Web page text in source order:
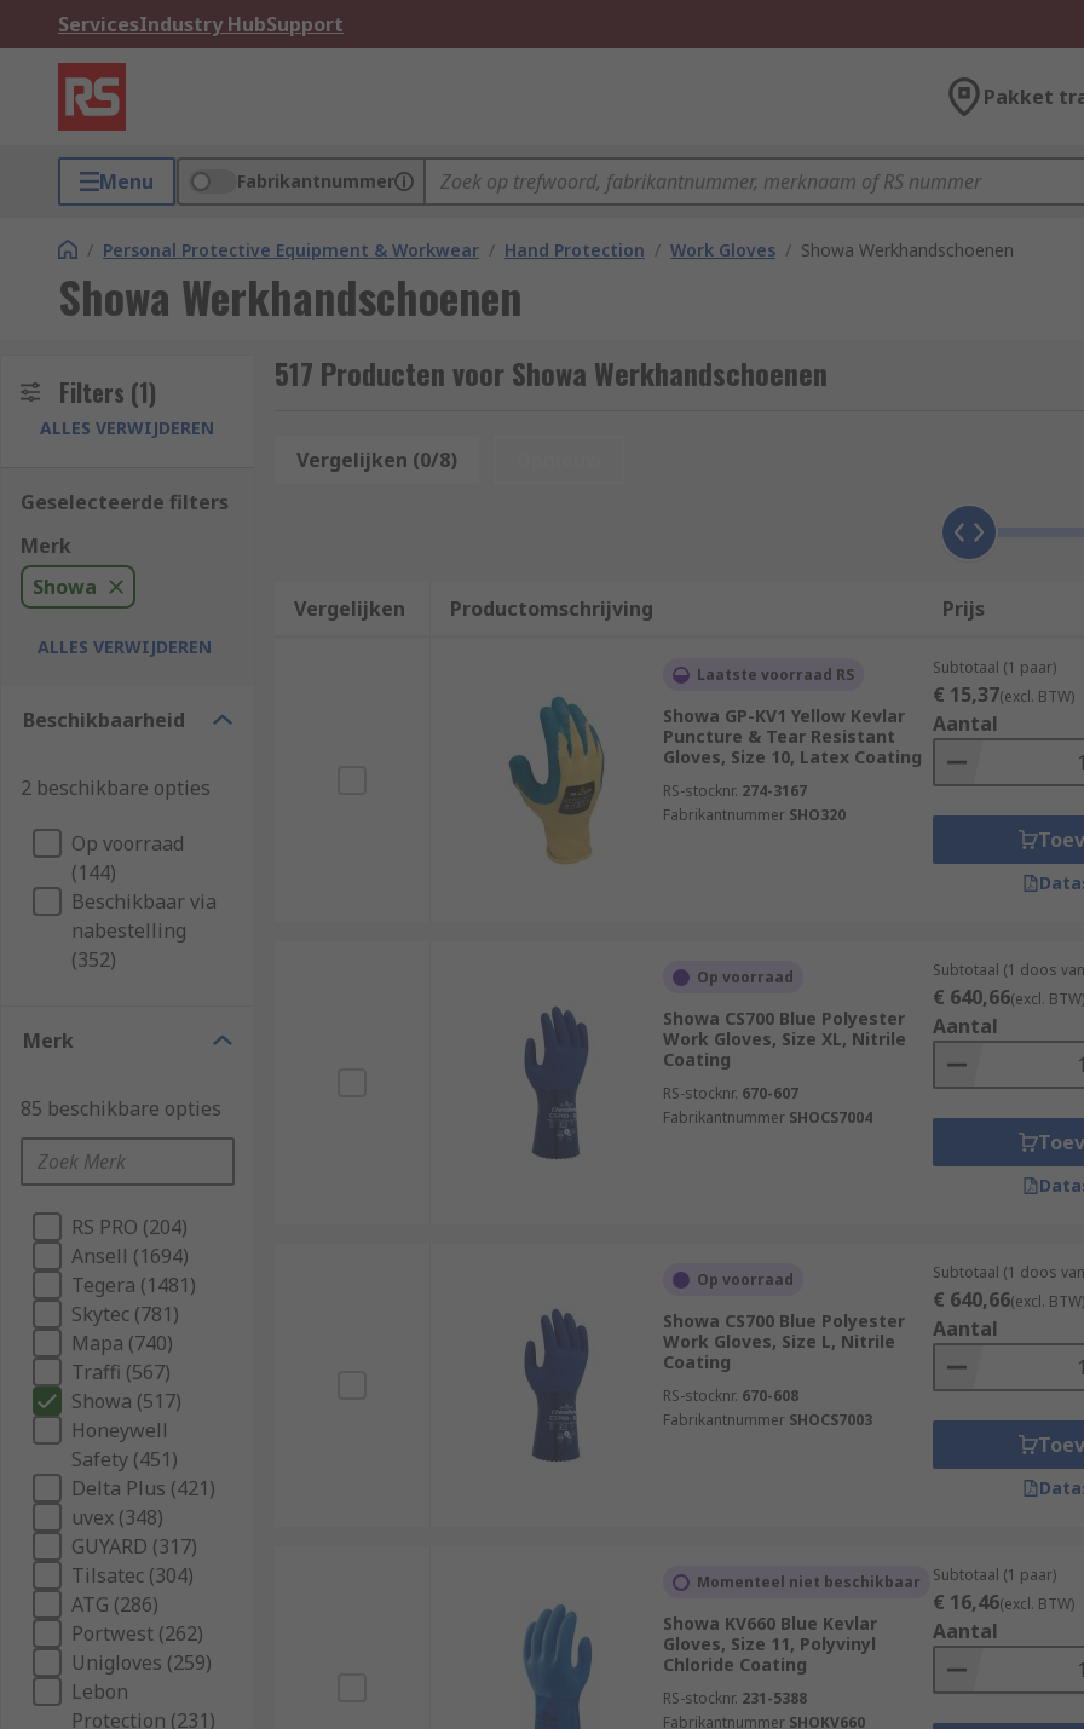
ServicesIndustry HubSupport
Pakket
Menu Fabrikantnummer
/ Personal Protective Equipment & Workwear / Hand Protection / Work Gloves / Showa Werkhandschoenen
Showa Werkhandschoenen
Filters (1)
ALLES VERWIJDEREN
Geselecteerde filters
Merk
Showa
ALLES VERWIJDEREN
Beschikbaarheid
2 beschikbare opties
Op voorraad
(144)
Beschikbaar via
nabestelling
(352)
Merk
85 beschikbare opties
RS PRO (204)
Ansell (1694)
Tegera (1481)
Skytec (781)
Mapa (740)
Traffi (567)
Showa (517)
Honeywell
Safety (451)
Delta Plus (421)
uvex (348)
GUYARD (317)
Tilsatec (304)
ATG (286)
Portwest (262)
Unigloves (259)
Lebon
Protection (231)
517 Producten voor Showa Werkhandschoenen
Vergelijken (0/8)
Vergelijken Productomschrijving Prijs
Laatste voorraad RS
Showa GP-KV1 Yellow Kevlar
Puncture & Tear Resistant
Gloves, Size 10, Latex Coating
RS-stocknr. 274-3167
Fabrikantnummer SHO320
Subtotaal (1 paar)
€ 15,37(excl. BTW)
Aantal
Op voorraad
Showa CS700 Blue Polyester
Work Gloves, Size XL, Nitrile
Coating
RS-stocknr. 670-607
Fabrikantnummer SHOCS7004
Subtotaal (1 doos
€ 640,66(excl. BTW)
Aantal
Op voorraad
Showa CS700 Blue Polyester
Work Gloves, Size L, Nitrile
Coating
RS-stocknr. 670-608
Fabrikantnummer SHOCS7003
Subtotaal (1 doos
€ 640,66(excl. BTW)
Aantal
Momenteel niet beschikbaar
Showa KV660 Blue Kevlar
Gloves, Size 11, Polyvinyl
Chloride Coating
RS-stocknr. 231-5388
Fabrikantnummer SHOKV660
Subtotaal (1 paar)
€ 16,46(excl. BTW)
Aantal